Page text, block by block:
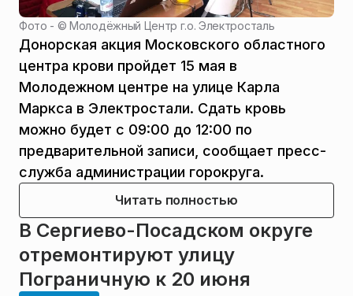
Фото - ©Молодёжный Центр г.о. Электросталь
Донорская акция Московского областного
центра крови пройдет 15 мая в
Молодежном центре на улице Карла
Маркса в Электростали. Сдать кровь
можно будет с 09:00 до 12:00 по
предварительной записи, сообщает пресс-
служба администрации горокруга.
Читать полностью
В Сергиево-Посадском округе
отремонтируют улицу
Пограничную к 20 июня